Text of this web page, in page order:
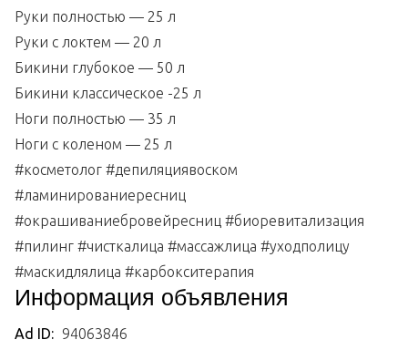
Руки полностью — 25 л
Руки с локтем — 20 л
Бикини глубокое — 50 л
Бикини классическое -25 л
Ноги полностью — 35 л
Ноги с коленом — 25 л
#косметолог #депиляциявоском
#ламинированиересниц
#окрашиваниебровейресниц #биоревитализация
#пилинг #чисткалица #массажлица #уходполицу
#маскидлялица #карбокситерапия
Информация объявления
Ad ID: 94063846